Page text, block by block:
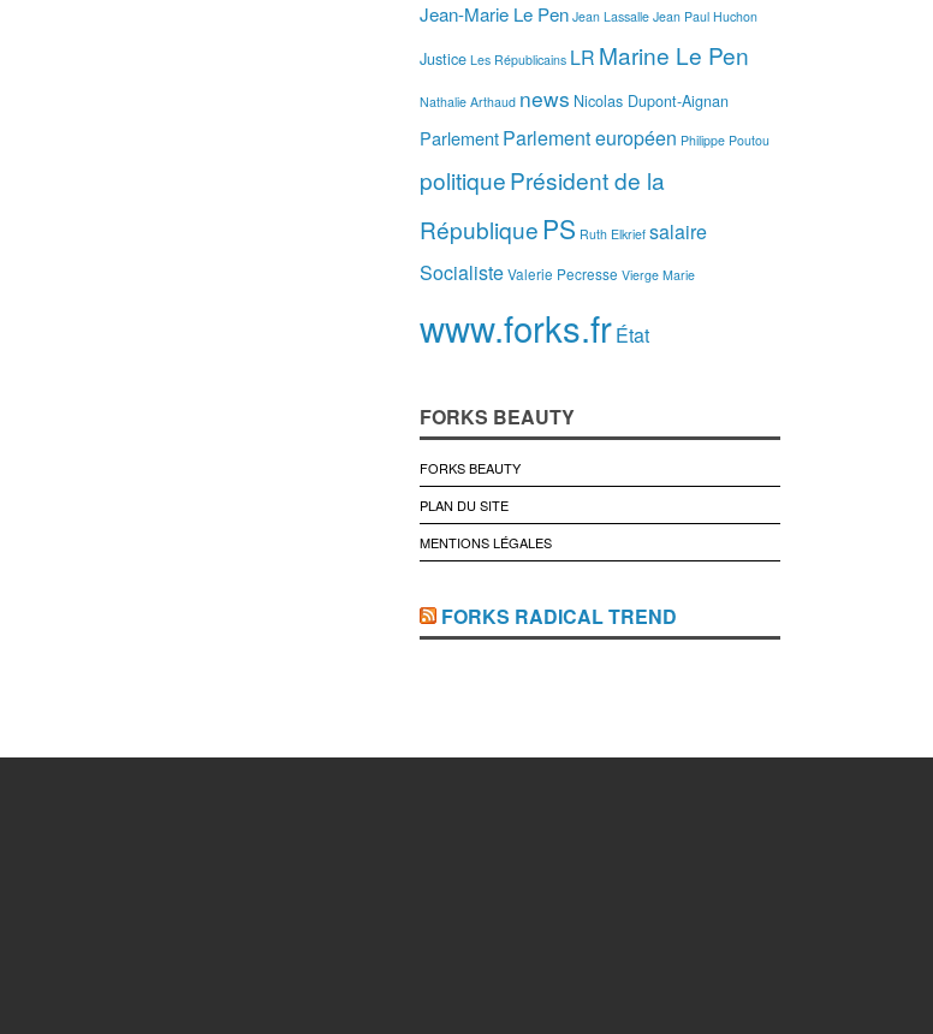
Jean-Marie Le Pen Jean Lassalle Jean Paul Huchon
Justice Les Républicains LR Marine Le Pen
Nathalie Arthaud news Nicolas Dupont-Aignan
ParlementParlement européen Philippe Poutou
politiquePrésident de la
République PS Ruth Elkrief salaire
SocialisteValerie Pecresse Vierge Marie
www.forks.frÉtat
FORKS BEAUTY
FORKS BEAUTY
PLAN DU SITE
MENTIONS LÉGALES
FORKS RADICAL TREND